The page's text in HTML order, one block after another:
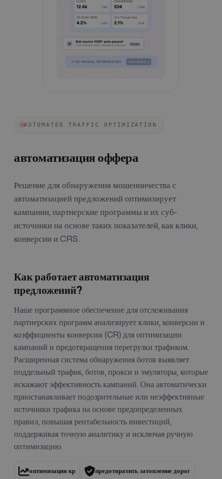
AUTOMATED TRAFFIC OPTIMIZATION
автоматизация оффера
Решение для обнаружения мошенничества с
автоматизацией предложений оптимизирует
кампании, партнерские программы и их суб-
источники на основе таких показателей, как клики,
конверсии и CRS.
Как работает автоматизация
предложений?
Наше программное обеспечение для отслеживания
партнерских программ анализирует клики, конверсии и
коэффициенты конверсии (CR) для оптимизации
кампаний и предотвращения перегрузки трафиком.
Расширенная система обнаружения ботов выявляет
поддельный трафик, ботов, прокси и эмуляторы, которые
искажают эффективность кампаний. Она автоматически
приостанавливает подозрительные или неэффективные
источники трафика на основе предопределенных
правил, повышая рентабельность инвестиций,
поддерживая точную аналитику и исключая ручную
оптимизацию.
оптимизация кр предотвратить затопление дорог